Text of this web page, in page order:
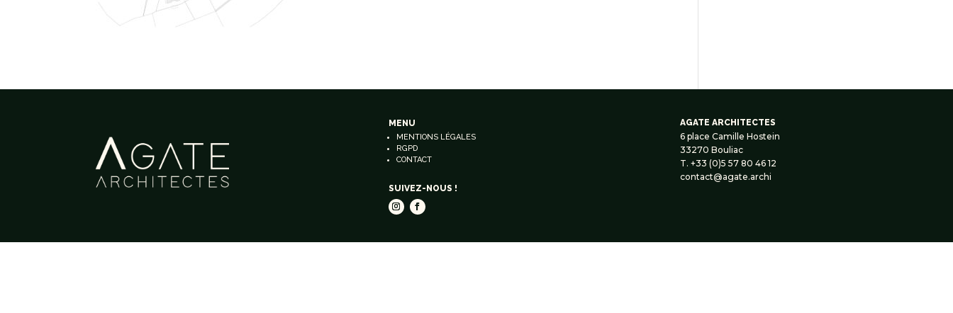
MENU
MENTIONS LÉGALES
RGPD
CONTACT
SUIVEZ-NOUS !
AGATE ARCHITECTES
6 place Camille Hostein
33270 Bouliac
T. +33 (0)5 57 80 46 12
contact@agate.archi